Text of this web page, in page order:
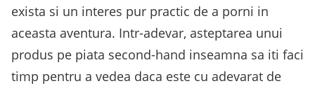
exista si un interes pur practic de a porni in
aceasta aventura. Intr-adevar, asteptarea unui
produs pe piata second-hand inseamna sa iti faci
timp pentru a vedea daca este cu adevarat de